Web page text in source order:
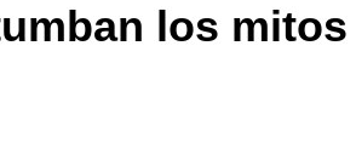
los